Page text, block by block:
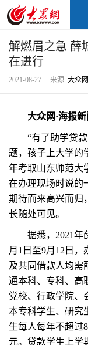
解燃眉之急 薛
在进行
2021-08-27 来源: 大众网
大众网·海报
“有了助学贷款
题，孩子上大学
年考取山东师范大
在办理现场时说的
期待而来高兴而归
长随处可见。
据悉，2021年薛
月1日至9月12日
及共同借款人均需
通本科、专科、高
党校、行政学院、
本专科学生、研究
生每人每年不超过
元。贷款学生上学